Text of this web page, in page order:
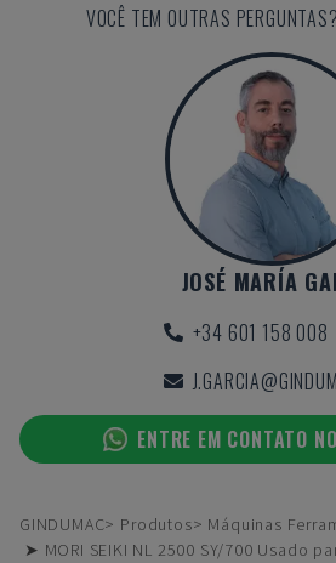
VOCÊ TEM OUTRAS
JOSÉ MARÍA
+34 601 158 008
ENTRE EM CONTATO
GINDUMAC Produtos
Máquinas
➤ MORI SEIKI NL 2500 SY/700 Usado